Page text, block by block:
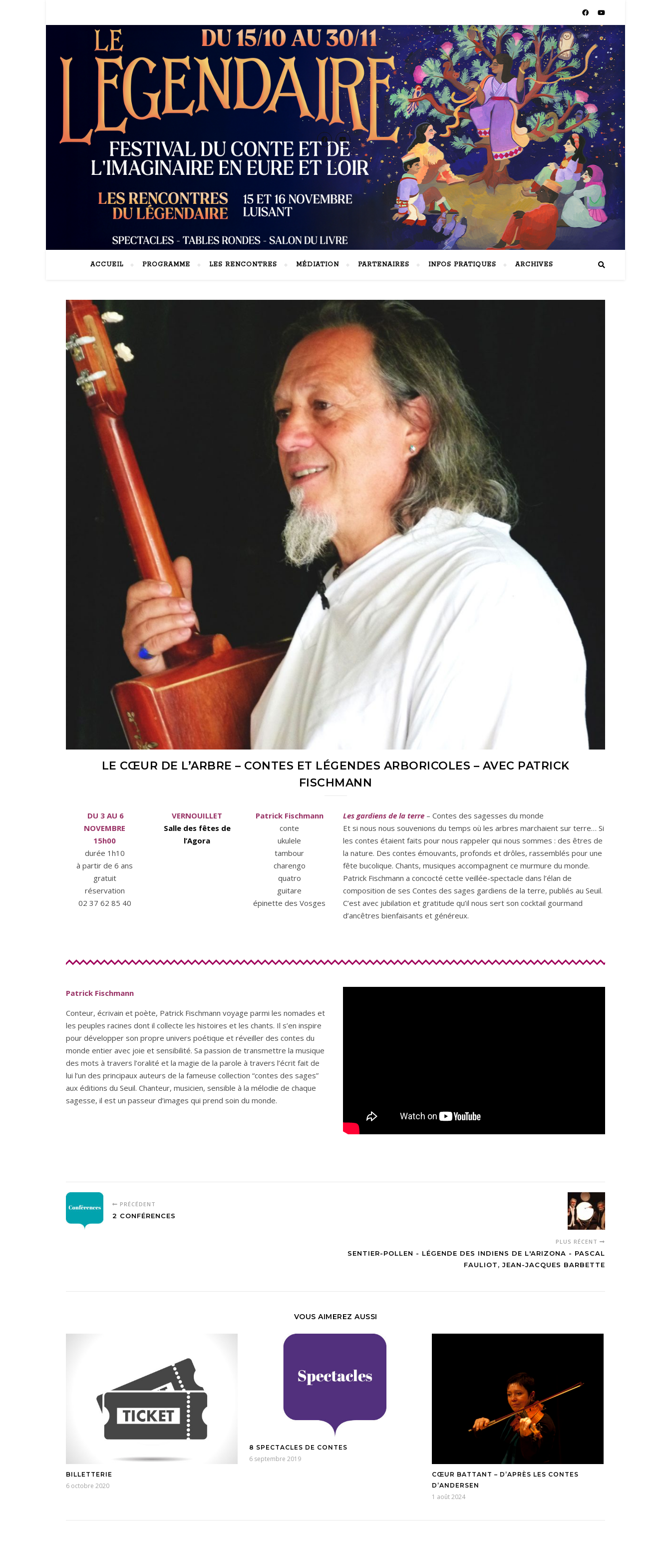
ACCUEIL PROGRAMME LES RENCONTRES MÉDIATION PARTENAIRES INFOS PRATIQUES ARCHIVES
LE CŒUR DE L’ARBRE – CONTES ET LÉGENDES ARBORICOLES – AVEC PATRICK
FISCHMANN
DU 3 AU 6
NOVEMBRE
15h00
durée 1h10
à partir de 6 ans
gratuit
réservation
02 37 62 85 40
VERNOUILLET
Salle des fêtes de
l’Agora
Patrick Fischmann
conte
ukulele
tambour
charengo
quatro
guitare
épinette des Vosges
Les gardiens de la terre – Contes des sagesses du monde
Et si nous nous souvenions du temps où les arbres marchaient sur terre… Si
les contes étaient faits pour nous rappeler qui nous sommes : des êtres de
la nature. Des contes émouvants, profonds et drôles, rassemblés pour une
fête bucolique. Chants, musiques accompagnent ce murmure du monde.
Patrick Fischmann a concocté cette veillée-spectacle dans l’élan de
composition de ses Contes des sages gardiens de la terre, publiés au Seuil.
C’est avec jubilation et gratitude qu’il nous sert son cocktail gourmand
d’ancêtres bienfaisants et généreux.
Patrick Fischmann
Conteur, écrivain et poète, Patrick Fischmann voyage parmi les nomades et
les peuples racines dont il collecte les histoires et les chants. Il s’en inspire
pour développer son propre univers poétique et réveiller des contes du
monde entier avec joie et sensibilité. Sa passion de transmettre la musique
des mots à travers l’oralité et la magie de la parole à travers l’écrit fait de
lui l’un des principaux auteurs de la fameuse collection “contes des sages”
aux éditions du Seuil. Chanteur, musicien, sensible à la mélodie de chaque
sagesse, il est un passeur d’images qui prend soin du monde.
PRÉCÉDENT
2 CONFÉRENCES
PLUS RÉCENT
SENTIER-POLLEN - LÉGENDE DES INDIENS DE L'ARIZONA - PASCAL
FAULIOT, JEAN-JACQUES BARBETTE
VOUS AIMEREZ AUSSI
BILLETTERIE
6 octobre 2020
8 SPECTACLES DE CONTES
6 septembre 2019
CŒUR BATTANT – D’APRÈS LES CONTES
D’ANDERSEN
1 août 2024